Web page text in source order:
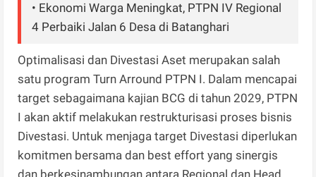
• Ekonomi Warga Meningkat, PTPN IV Regional
4 Perbaiki Jalan 6 Desa di Batanghari
Optimalisasi dan Divestasi Aset merupakan salah
satu program Turn Arround PTPN I. Dalam mencapai
target sebagaimana kajian BCG di tahun 2029, PTPN
I akan aktif melakukan restrukturisasi proses bisnis
Divestasi. Untuk menjaga target Divestasi diperlukan
komitmen bersama dan best effort yang sinergis